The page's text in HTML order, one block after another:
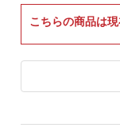
こちらの商品は